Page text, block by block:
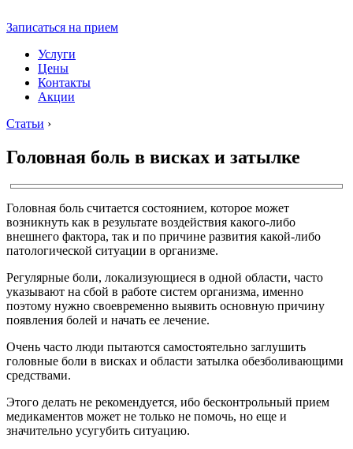
Записаться на прием
Услуги
Цены
Контакты
Акции
Статьи ›
Головная боль в висках и затылке
Головная боль считается состоянием, которое может
возникнуть как в результате воздействия какого-либо
внешнего фактора, так и по причине развития какой-либо
патологической ситуации в организме.
Регулярные боли, локализующиеся в одной области, часто
указывают на сбой в работе систем организма, именно
поэтому нужно своевременно выявить основную причину
появления болей и начать ее лечение.
Очень часто люди пытаются самостоятельно заглушить
головные боли в висках и области затылка обезболивающими
средствами.
Этого делать не рекомендуется, ибо бесконтрольный прием
медикаментов может не только не помочь, но еще и
значительно усугубить ситуацию.